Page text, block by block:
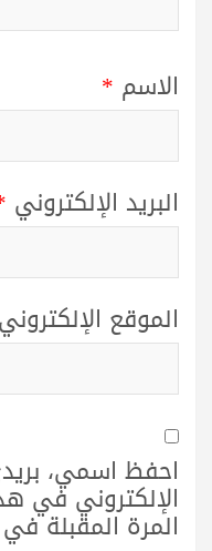
الاسم *
البريد الإلكتروني
الموقع الإلكتروني
احفظ اسمي،
الإلكتروني في
المرة المقبلة